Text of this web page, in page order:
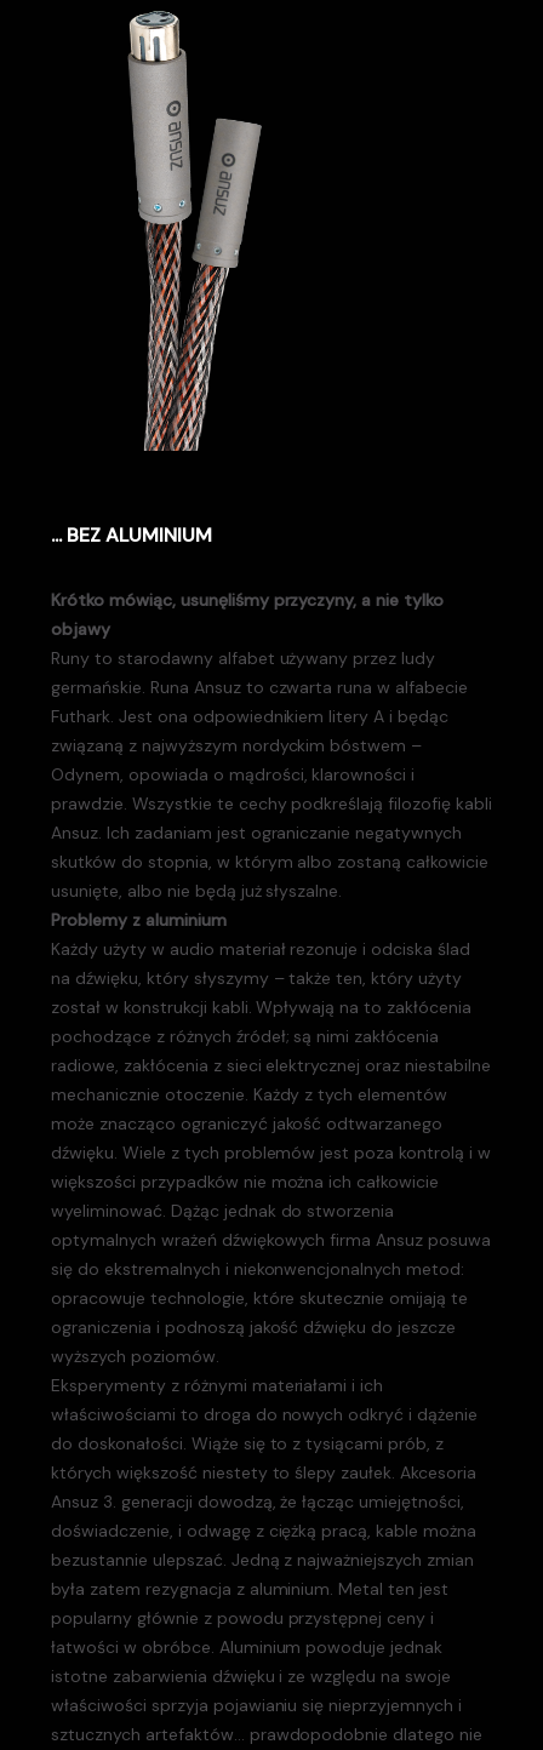
... BEZ ALUMINIUM
Krótko mówiąc, usunęliśmy przyczyny, a nie tylko
objawy
Runy to starodawny alfabet używany przez ludy
germańskie. Runa Ansuz to czwarta runa w alfabecie
Futhark. Jest ona odpowiednikiem litery A i będąc
związaną z najwyższym nordyckim bóstwem –
Odynem, opowiada o mądrości, klarowności i
prawdzie. Wszystkie te cechy podkreślają filozofię kabli
Ansuz. Ich zadaniam jest ograniczanie negatywnych
skutków do stopnia, w którym albo zostaną całkowicie
usunięte, albo nie będą już słyszalne.
Problemy z aluminium
Każdy użyty w audio materiał rezonuje i odciska ślad
na dźwięku, który słyszymy – także ten, który użyty
został w konstrukcji kabli. Wpływają na to zakłócenia
pochodzące z różnych źródeł; są nimi zakłócenia
radiowe, zakłócenia z sieci elektrycznej oraz niestabilne
mechanicznie otoczenie. Każdy z tych elementów
może znacząco ograniczyć jakość odtwarzanego
dźwięku. Wiele z tych problemów jest poza kontrolą i w
większości przypadków nie można ich całkowicie
wyeliminować. Dążąc jednak do stworzenia
optymalnych wrażeń dźwiękowych firma Ansuz posuwa
się do ekstremalnych i niekonwencjonalnych metod:
opracowuje technologie, które skutecznie omijają te
ograniczenia i podnoszą jakość dźwięku do jeszcze
wyższych poziomów.
Eksperymenty z różnymi materiałami i ich
właściwościami to droga do nowych odkryć i dążenie
do doskonałości. Wiąże się to z tysiącami prób, z
których większość niestety to ślepy zaułek. Akcesoria
Ansuz 3. generacji dowodzą, że łącząc umiejętności,
doświadczenie, i odwagę z ciężką pracą, kable można
bezustannie ulepszać. Jedną z najważniejszych zmian
była zatem rezygnacja z aluminium. Metal ten jest
popularny głównie z powodu przystępnej ceny i
łatwości w obróbce. Aluminium powoduje jednak
istotne zabarwienia dźwięku i ze względu na swoje
właściwości sprzyja pojawianiu się nieprzyjemnych i
sztucznych artefaktów… prawdopodobnie dlatego nie